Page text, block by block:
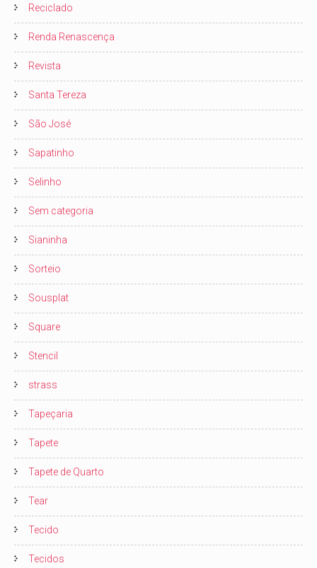
Reciclado
Renda Renascença
Revista
Santa Tereza
São José
Sapatinho
Selinho
Sem categoria
Sianinha
Sorteio
Sousplat
Square
Stencil
strass
Tapeçaria
Tapete
Tapete de Quarto
Tear
Tecido
Tecidos